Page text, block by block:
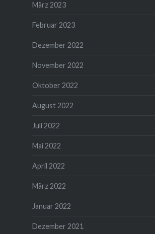
März 2023
Februar 2023
Dezember 2022
November 2022
Oktober 2022
August 2022
Juli 2022
Mai 2022
April 2022
März 2022
Januar 2022
Dezember 2021